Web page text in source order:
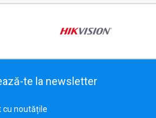
te la newsletter
cu noutățile